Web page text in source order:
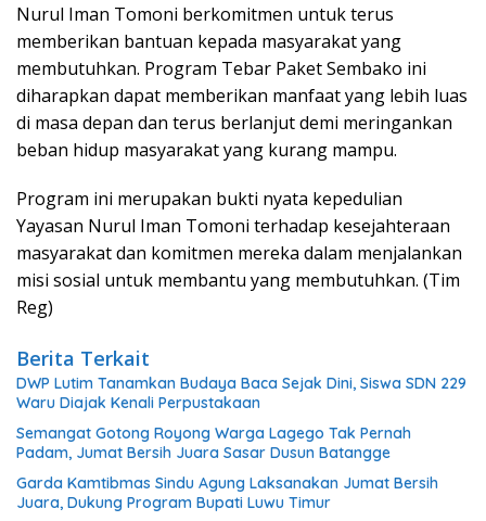
Nurul Iman Tomoni berkomitmen untuk terus
memberikan bantuan kepada masyarakat yang
membutuhkan. Program Tebar Paket Sembako ini
diharapkan dapat memberikan manfaat yang lebih luas
di masa depan dan terus berlanjut demi meringankan
beban hidup masyarakat yang kurang mampu.
Program ini merupakan bukti nyata kepedulian
Yayasan Nurul Iman Tomoni terhadap kesejahteraan
masyarakat dan komitmen mereka dalam menjalankan
misi sosial untuk membantu yang membutuhkan. (Tim
Reg)
Berita Terkait
DWP Lutim Tanamkan Budaya Baca Sejak Dini, Siswa SDN 229
Waru Diajak Kenali Perpustakaan
Semangat Gotong Royong Warga Lagego Tak Pernah
Padam, Jumat Bersih Juara Sasar Dusun Batangge
Garda Kamtibmas Sindu Agung Laksanakan Jumat Bersih
Juara, Dukung Program Bupati Luwu Timur